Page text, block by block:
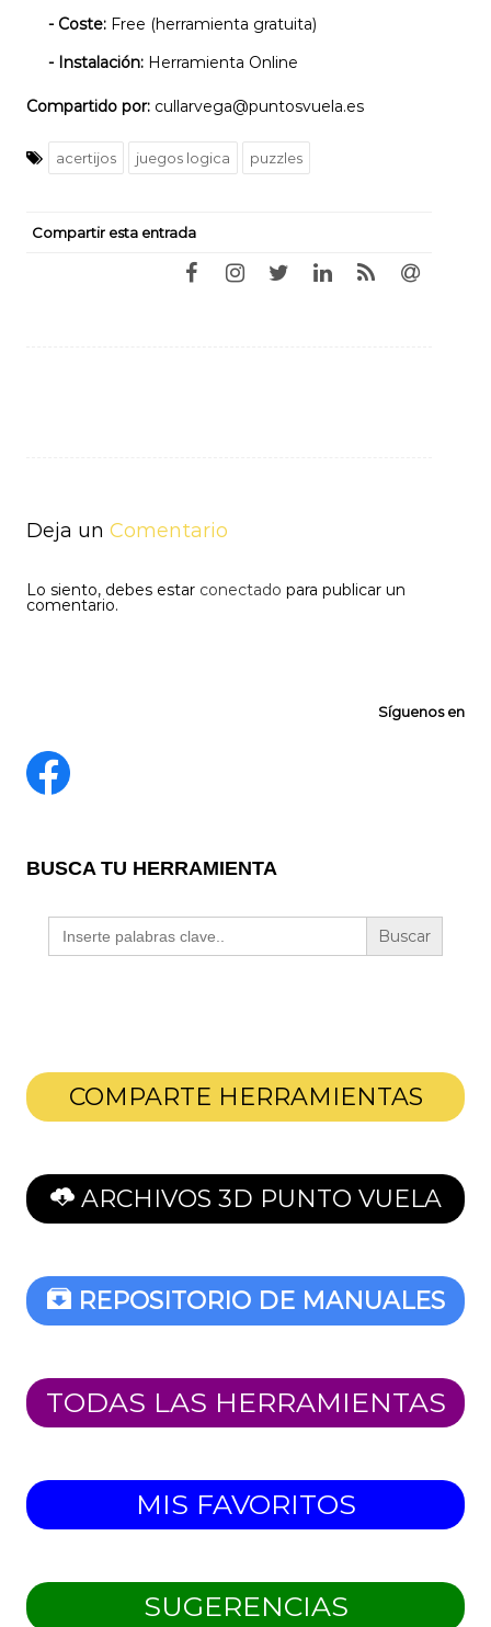
- Coste: Free (herramienta gratuita)
- Instalación: Herramienta Online
Compartido por: cullarvega@puntosvuela.es
acertijos juegos logica puzzles
Compartir esta entrada
Deja un Comentario
Lo siento, debes estar conectado para publicar un
comentario.
Síguenos en
BUSCA TU HERRAMIENTA
Buscar:
COMPARTE HERRAMIENTAS
ARCHIVOS 3D PUNTO VUELA
REPOSITORIO DE MANUALES
TODAS LAS HERRAMIENTAS
MIS FAVORITOS
SUGERENCIAS